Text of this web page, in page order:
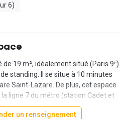
6)
19 m², idéalement situé (Paris 9ᵉ)
standing. Il se situe à 10 minutes
Saint-Lazare. De plus, cet espace
ligne 7 du métro (station Cadet et
un renseignement